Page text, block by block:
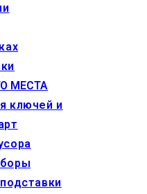
МЕСТА
ключей и